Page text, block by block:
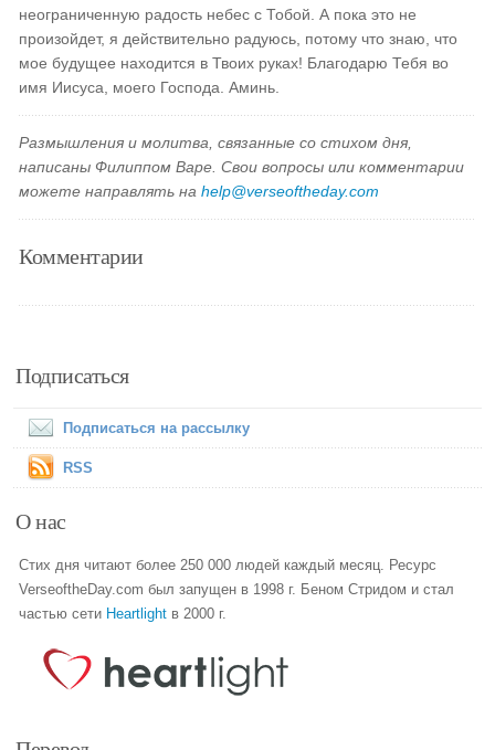
неограниченную радость небес с Тобой. А пока это не
произойдет, я действительно радуюсь, потому что знаю, что
мое будущее находится в Твоих руках! Благодарю Тебя во
имя Иисуса, моего Господа. Аминь.
Размышления и молитва, связанные со стихом дня,
написаны Филиппом Варе. Свои вопросы или комментарии
можете направлять наhelp@verseoftheday.com
Комментарии
Подписаться
Подписаться на рассылку
RSS
О нас
Стих дня читают более 250 000 людей каждый месяц. Ресурс
VerseoftheDay.com был запущен в 1998 г. Беном Стридом и стал
частью сети Heartlight в 2000 г.